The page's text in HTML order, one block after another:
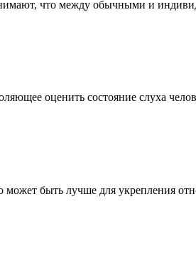
что между обычными и
оценить состояние слуха
быть лучше для укрепления